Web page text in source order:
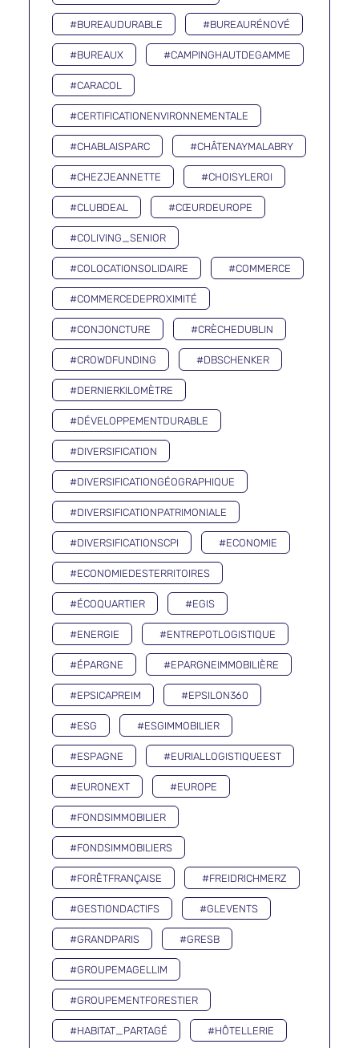
#BUREAUDURABLE #BUREAURÉNOVÉ
#BUREAUX #CAMPINGHAUTDEGAMME
#CARACOL
#CERTIFICATIONENVIRONNEMENTALE
#CHABLAISPARC #CHÂTENAYMALABRY
#CHEZJEANNETTE #CHOISYLEROI
#CLUBDEAL #CŒURDEUROPE
#COLIVING_SENIOR
#COLOCATIONSOLIDAIRE #COMMERCE
#COMMERCEDEPROXIMITÉ
#CONJONCTURE #CRÈCHEDUBLIN
#CROWDFUNDING #DBSCHENKER
#DERNIERKILOMÈTRE
#DÉVELOPPEMENTDURABLE
#DIVERSIFICATION
#DIVERSIFICATIONGÉOGRAPHIQUE
#DIVERSIFICATIONPATRIMONIALE
#DIVERSIFICATIONSCPI #ECONOMIE
#ECONOMIEDESTERRITOIRES
#ÉCOQUARTIER #EGIS
#ENERGIE #ENTREPOTLOGISTIQUE
#ÉPARGNE #EPARGNEIMMOBILIÈRE
#EPSICAPREIM #EPSILON360
#ESG #ESGIMMOBILIER
#ESPAGNE #EURIALLOGISTIQUEEST
#EURONEXT #EUROPE
#FONDSIMMOBILIER
#FONDSIMMOBILIERS
#FORÊTFRANÇAISE #FREIDRICHMERZ
#GESTIONDACTIFS #GLEVENTS
#GRANDPARIS #GRESB
#GROUPEMAGELLIM
#GROUPEMENTFORESTIER
#HABITAT_PARTAGÉ #HÔTELLERIE